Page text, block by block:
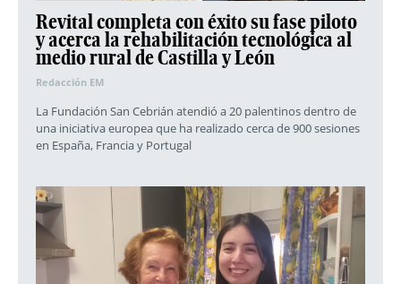
Revital completa con éxito su fase piloto
y acerca la rehabilitación tecnológica al
medio rural de Castilla y León
Redacción EM
La Fundación San Cebrián atendió a 20 palentinos dentro de
una iniciativa europea que ha realizado cerca de 900 sesiones
en España, Francia y Portugal